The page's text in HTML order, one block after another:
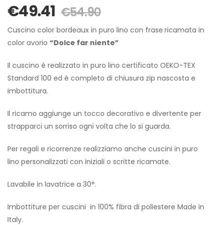
€49.41 €54.90
Cuscino color bordeaux in puro lino con frase ricamata in
color avorio “Dolce far niente”
Il cuscino è realizzato in puro lino certificato OEKO-TEX
Standard 100 ed è completo di chiusura zip nascosta e
imbottitura.
Il ricamo aggiunge un tocco decorativo e divertente per
strapparci un sorriso ogni volta che lo si guarda.
Per regali e ricorrenze realizziamo anche cuscini in puro
lino personalizzati con iniziali o scritte ricamate.
Lavabile in lavatrice a 30°.
Imbottiture per cuscini in 100% fibra di poliestere Made in
Italy.